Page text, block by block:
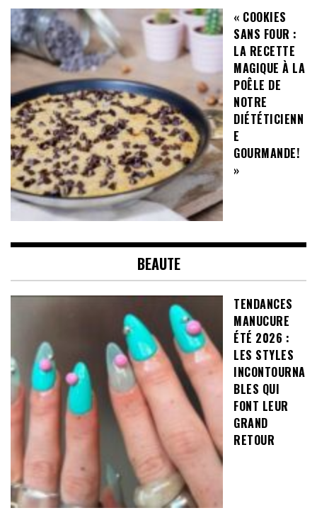
« COOKIES
SANS FOUR :
LA RECETTE
MAGIQUE À LA
POÊLE DE
NOTRE
DIÉTÉTICIENN
E
GOURMANDE!
»
BEAUTE
TENDANCES
MANUCURE
ÉTÉ 2026 :
LES STYLES
INCONTOURNA
BLES QUI
FONT LEUR
GRAND
RETOUR